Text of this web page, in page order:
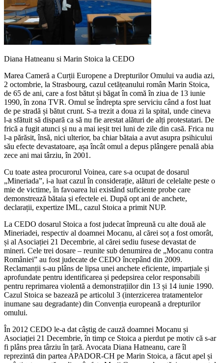
Diana Hatneanu si Marin Stoica la CEDO
Marea Cameră a Curții Europene a Drepturilor Omului va audia azi,
2 octombrie, la Strasbourg, cazul cetățeanului român Marin Stoica,
de 65 de ani, care a fost bătut și băgat în comă în ziua de 13 iunie
1990, în zona TVR. Omul se îndrepta spre serviciu când a fost luat
de pe stradă și bătut crunt. S-a trezit a doua zi la spital, unde cineva
l-a sfătuit să dispară ca să nu fie arestat alături de alți protestatari. De
frică a fugit atunci și nu a mai ieșit trei luni de zile din casă. Frica nu
l-a părăsit, însă, nici ulterior, ba chiar bătaia a avut asupra psihicului
său efecte devastatoare, așa încât omul a depus plângere penală abia
zece ani mai târziu, în 2001.
Cu toate astea procurorul Voinea, care s-a ocupat de dosarul
„Mineriada”, i-a luat cazul în considerație, alături de celelalte peste o
mie de victime, în favoarea lui existând suficiente probe care
demonstrează bătaia și efectele ei. După opt ani de anchete,
declarații, expertize IML, cazul Stoica a primit NUP.
La CEDO dosarul Stoica a fost judecat împreună cu alte două ale
Mineriadei, respectiv al doamnei Mocanu, al cărei soț a fost omorât,
și al Asociației 21 Decembrie, al cărei sediu fusese devastat de
mineri. Cele trei dosare – reunite sub denumirea de „Mocanu contra
României” au fost judecate de CEDO începând din 2009.
Reclamanții s-au plâns de lipsa unei anchete eficiente, imparțiale și
aprofundate pentru identificarea și pedepsirea celor responsabili
pentru reprimarea violentă a demonstrațiilor din 13 și 14 iunie 1990.
Cazul Stoica se bazează pe articolul 3 (interzicerea tratamentelor
inumane sau degradante) din Convenția europeană a drepturilor
omului.
În 2012 CEDO le-a dat câștig de cauză doamnei Mocanu și
Asociației 21 Decembrie, în timp ce Stoica a pierdut pe motiv că s-ar
fi plâns prea târziu în țară. Avocata Diana Hatneanu, care îl
reprezintă din partea APADOR-CH pe Marin Stoica, a făcut apel și